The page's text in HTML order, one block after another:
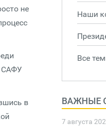
не
САФУ
в
Наши
Все
ВАЖНЫЕ
7 августа